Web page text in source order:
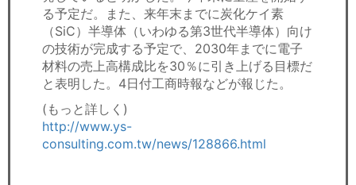
る予定だ。また、来年末までに炭化ケイ素
（SiC）半導体（いわゆる第3世代半導体）向け
の技術が完成する予定で、2030年までに電子
材料の売上高構成比を30％に引き上げる目標だ
と表明した。4日付工商時報などが報じた。
(もっと詳しく)
http://www.ys-
consulting.com.tw/news/128866.html